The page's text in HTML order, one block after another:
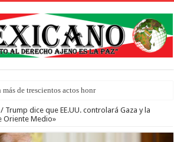
trescientos actos honra a inmigrantes muertos y
/ Trump dice que EE.UU. controlará Gaza y la
Oriente Medio»